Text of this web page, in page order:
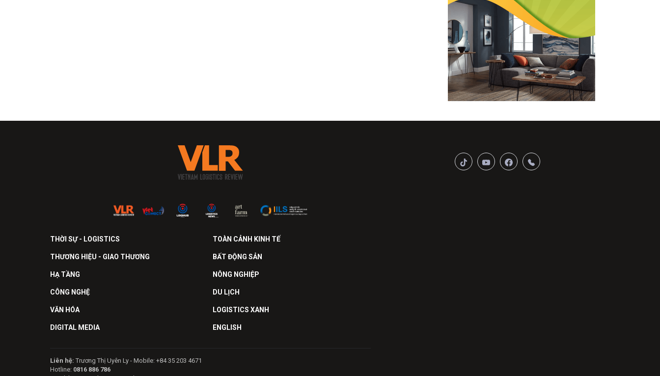
THỜI SỰ - LOGISTICS TOÀN CẢNH KINH TẾ
THƯƠNG HIỆU - GIAO THƯƠNG BẤT ĐỘNG SẢN
HẠ TẦNG NÔNG NGHIỆP
CÔNG NGHỆ DU LỊCH
VĂN HÓA LOGISTICS XANH
DIGITAL MEDIA ENGLISH
Liên hệ: Trương Thị Uyên Ly - Mobile: +84 35 203 4671
Hotline: 0816 886 786